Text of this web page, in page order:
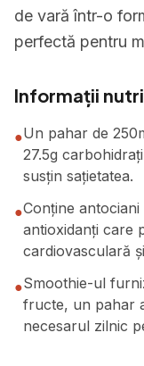
de vară într-o
perfectă pentru
Informații
●Un pahar de
27.5g
susțin sațietatea.
●Conține
antioxidanți care
cardiovasculară
●Smoothie-ul
fructe, un pahar
necesarul zilnic